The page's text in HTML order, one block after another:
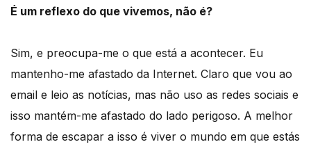
É um reflexo do que vivemos, não é?
Sim, e preocupa-me o que está a acontecer. Eu
mantenho-me afastado da Internet. Claro que vou ao
email e leio as notícias, mas não uso as redes sociais e
isso mantém-me afastado do lado perigoso. A melhor
forma de escapar a isso é viver o mundo em que estás